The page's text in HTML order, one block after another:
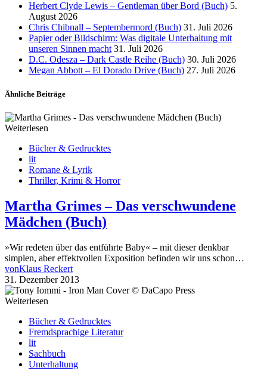
Herbert Clyde Lewis – Gentleman über Bord (Buch) 5.
August 2026
Chris Chibnall – Septembermord (Buch) 31. Juli 2026
Papier oder Bildschirm: Was digitale Unterhaltung mit
unseren Sinnen macht 31. Juli 2026
D.C. Odesza – Dark Castle Reihe (Buch) 30. Juli 2026
Megan Abbott – El Dorado Drive (Buch) 27. Juli 2026
Ähnliche Beiträge
Weiterlesen
Bücher & Gedrucktes
lit
Romane & Lyrik
Thriller, Krimi & Horror
Martha Grimes – Das verschwundene
Mädchen (Buch)
»Wir redeten über das entführte Baby« – mit dieser denkbar
simplen, aber effektvollen Exposition befinden wir uns schon…
vonKlaus Reckert
31. Dezember 2013
Weiterlesen
Bücher & Gedrucktes
Fremdsprachige Literatur
lit
Sachbuch
Unterhaltung